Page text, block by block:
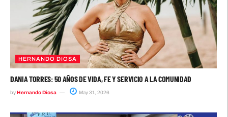
HERNANDO DIOSA
DANIA TORRES: 50 AÑOS DE VIDA, FE Y SERVICIO A LA COMUNIDAD
byHernando Diosa May 31, 2026